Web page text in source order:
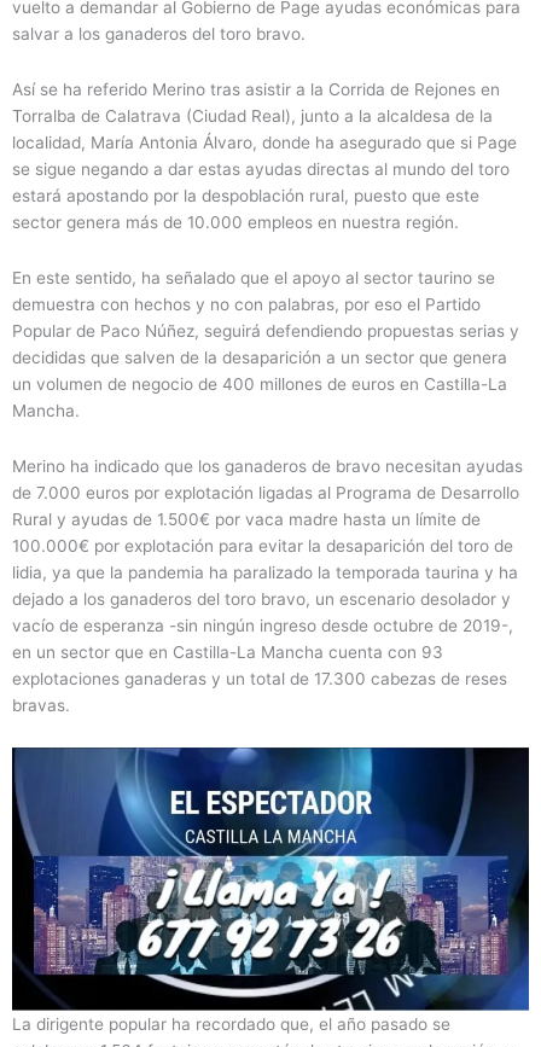
vuelto a demandar al Gobierno de Page ayudas económicas para
salvar a los ganaderos del toro bravo.
Así se ha referido Merino tras asistir a la Corrida de Rejones en
Torralba de Calatrava (Ciudad Real), junto a la alcaldesa de la
localidad, María Antonia Álvaro, donde ha asegurado que si Page
se sigue negando a dar estas ayudas directas al mundo del toro
estará apostando por la despoblación rural, puesto que este
sector genera más de 10.000 empleos en nuestra región.
En este sentido, ha señalado que el apoyo al sector taurino se
demuestra con hechos y no con palabras, por eso el Partido
Popular de Paco Núñez, seguirá defendiendo propuestas serias y
decididas que salven de la desaparición a un sector que genera
un volumen de negocio de 400 millones de euros en Castilla-La
Mancha.
Merino ha indicado que los ganaderos de bravo necesitan ayudas
de 7.000 euros por explotación ligadas al Programa de Desarrollo
Rural y ayudas de 1.500€ por vaca madre hasta un límite de
100.000€ por explotación para evitar la desaparición del toro de
lidia, ya que la pandemia ha paralizado la temporada taurina y ha
dejado a los ganaderos del toro bravo, un escenario desolador y
vacío de esperanza -sin ningún ingreso desde octubre de 2019-,
en un sector que en Castilla-La Mancha cuenta con 93
explotaciones ganaderas y un total de 17.300 cabezas de reses
bravas.
La dirigente popular ha recordado que, el año pasado se